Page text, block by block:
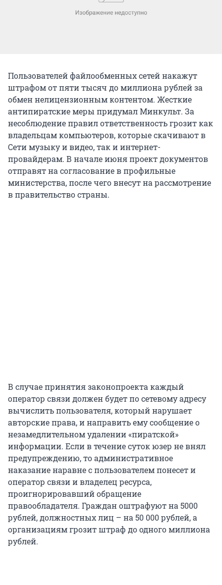
Пользователей файлообменных сетей накажут
штрафом от пяти тысяч до миллиона рублей за
обмен нелицензионным контентом. Жесткие
антипиратские меры придумал Минкульт. За
несоблюдение правил ответственность грозит как
владельцам компьютеров, которые скачивают в
Cети музыку и видео, так и интернет-
провайдерам. В начале июня проект документов
отправят на согласование в профильные
министерства, после чего внесут на рассмотрение
в правительство страны.
В случае принятия законопроекта каждый
оператор связи должен будет по сетевому адресу
вычислить пользователя, который нарушает
авторские права, и направить ему сообщение о
незамедлительном удалении «пиратской»
информации. Если в течение суток юзер не внял
предупреждению, то административное
наказание наравне с пользователем понесет и
оператор связи и владелец ресурса,
проигнорировавший обращение
правообладателя. Граждан оштрафуют на 5000
рублей, должностных лиц – на 50 000 рублей, а
организациям грозит штраф до одного миллиона
рублей.